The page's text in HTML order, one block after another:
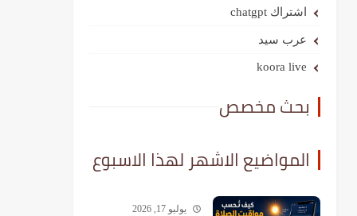
اشتراك chatgpt
عرب سيد
koora live
بحث مخصص
المواضيع الاشهر لهذا الاسبوع
يوليو 17, 2026